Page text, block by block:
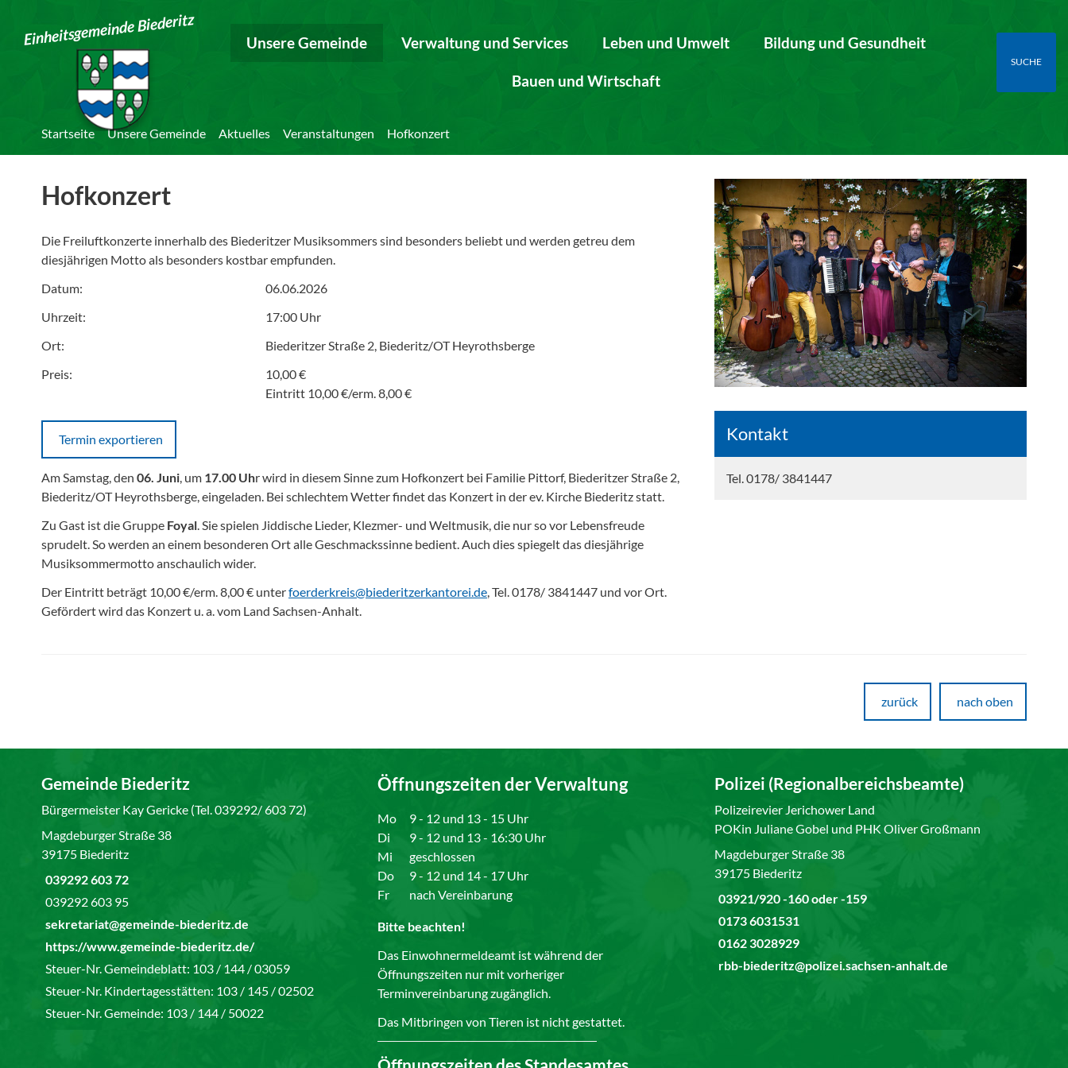
Einheitsgemeinde Biederitz Unsere Gemeinde Verwaltung und Services Leben und Umwelt Bildung und Gesundheit
Bauen und Wirtschaft
SUCHE
Startseite Unsere Gemeinde Aktuelles Veranstaltungen Hofkonzert
Hofkonzert
Die Freiluftkonzerte innerhalb des Biederitzer Musiksommers sind besonders beliebt und werden getreu dem
diesjährigen Motto als besonders kostbar empfunden.
Datum:
06.06.2026
Uhrzeit:
17:00 Uhr
Ort:
Biederitzer Straße 2, Biederitz/OT Heyrothsberge
Preis:
10,00 €
Eintritt 10,00 €/erm. 8,00 €
Termin exportieren
Am Samstag, den 06. Juni, um 17.00 Uhr wird in diesem Sinne zum Hofkonzert bei Familie Pittorf, Biederitzer Straße 2,
Biederitz/OT Heyrothsberge, eingeladen. Bei schlechtem Wetter findet das Konzert in der ev. Kirche Biederitz statt.
Zu Gast ist die Gruppe Foyal. Sie spielen Jiddische Lieder, Klezmer- und Weltmusik, die nur so vor Lebensfreude
sprudelt. So werden an einem besonderen Ort alle Geschmackssinne bedient. Auch dies spiegelt das diesjährige
Musiksommermotto anschaulich wider.
Der Eintritt beträgt 10,00 €/erm. 8,00 € unterfoerderkreis@biederitzerkantorei.de, Tel. 0178/ 3841447 und vor Ort.
Gefördert wird das Konzert u. a. vom Land Sachsen-Anhalt.
Kontakt
Tel. 0178/ 3841447
zurück nach oben
Gemeinde Biederitz
Bürgermeister Kay Gericke (Tel. 039292/ 603 72)
Magdeburger Straße 38
39175 Biederitz
039292 603 72
039292 603 95
sekretariat@gemeinde-biederitz.de
https://www.gemeinde-biederitz.de/
Steuer-Nr. Gemeindeblatt: 103 / 144 / 03059
Steuer-Nr. Kindertagesstätten: 103 / 145 / 02502
Steuer-Nr. Gemeinde: 103 / 144 / 50022
Öffnungszeiten der Verwaltung
Mo
9 - 12 und 13 - 15 Uhr
Di
9 - 12 und 13 - 16:30 Uhr
Mi
geschlossen
Do
9 - 12 und 14 - 17 Uhr
Fr
nach Vereinbarung
Bitte beachten!
Das Einwohnermeldeamt ist während der
Öffnungszeiten nur mit vorheriger
Terminvereinbarung zugänglich.
Das Mitbringen von Tieren ist nicht gestattet.
Polizei (Regionalbereichsbeamte)
Polizeirevier Jerichower Land
POKin Juliane Gobel und PHK Oliver Großmann
Magdeburger Straße 38
39175 Biederitz
03921/920 -160 oder -159
0173 6031531
0162 3028929
rbb-biederitz@polizei.sachsen-anhalt.de